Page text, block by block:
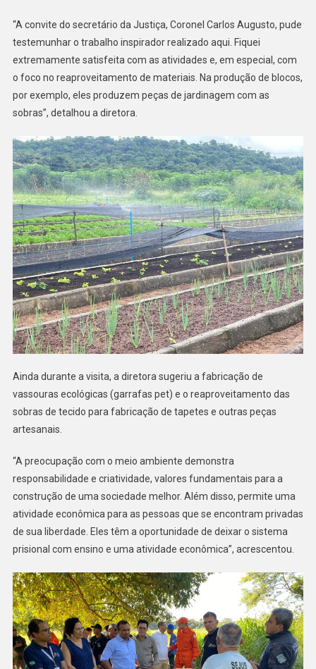
“A convite do secretário da Justiça, Coronel Carlos Augusto, pude
testemunhar o trabalho inspirador realizado aqui. Fiquei
extremamente satisfeita com as atividades e, em especial, com
o foco no reaproveitamento de materiais. Na produção de blocos,
por exemplo, eles produzem peças de jardinagem com as
sobras”, detalhou a diretora.
Ainda durante a visita, a diretora sugeriu a fabricação de
vassouras ecológicas (garrafas pet) e o reaproveitamento das
sobras de tecido para fabricação de tapetes e outras peças
artesanais.
“A preocupação com o meio ambiente demonstra
responsabilidade e criatividade, valores fundamentais para a
construção de uma sociedade melhor. Além disso, permite uma
atividade econômica para as pessoas que se encontram privadas
de sua liberdade. Eles têm a oportunidade de deixar o sistema
prisional com ensino e uma atividade econômica”, acrescentou.